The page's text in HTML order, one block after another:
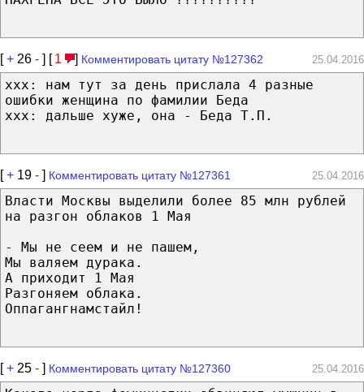
[+ 26 - ] [ 1 ] Комментировать цитату №127362 25.04.2016
xxx: нам тут за день прислала 4 разные
ошибки женщина по фамилии Беда
ххх: дальше хуже, она - Беда Т.П.
[+ 19 - ] Комментировать цитату №127361 25.04.2016
Власти Москвы выделили более 85 млн рублей
на разгон облаков 1 Мая
- Мы не сеем и не пашем,
Мы валяем дурака.
А приходит 1 Мая
Разгоняем облака.
Оппагангнамстайл!
[+ 25 - ] Комментировать цитату №127360 25.04.2016